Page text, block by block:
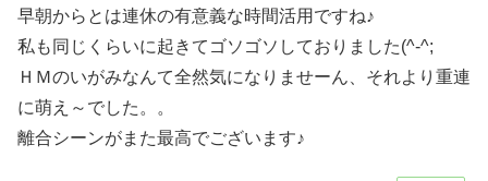
早朝からとは連休の有意義な時間活用ですね♪
私も同じくらいに起きてゴソゴソしておりました(^-^;
ＨＭのいがみなんて全然気になりませーん、それより重連
に萌え～でした。。
離合シーンがまた最高でございます♪